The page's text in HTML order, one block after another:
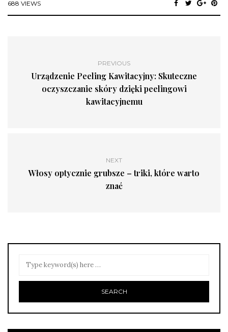
688 VIEWS
PREVIOUS
Urządzenie Peeling Kawitacyjny: Skuteczne
oczyszczanie skóry dzięki peelingowi
kawitacyjnemu
NEXT
Włosy optycznie grubsze – triki, które warto
znać